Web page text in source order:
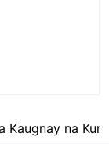
Kaugnay na